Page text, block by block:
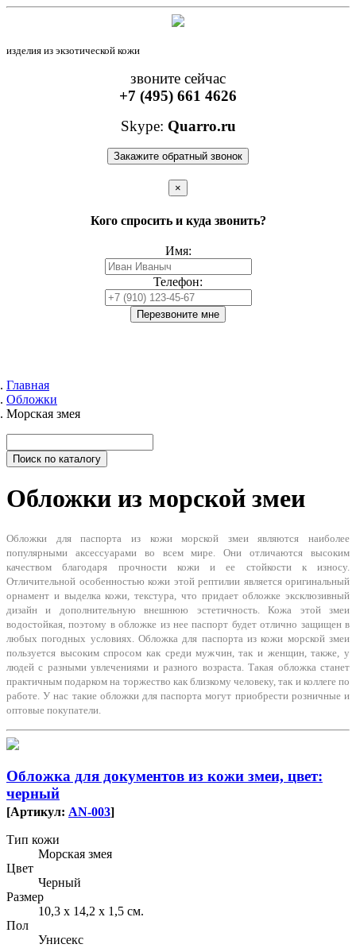
изделия из экзотической кожи
звоните сейчас
+7 (495) 661 4626
Skype: Quarro.ru
Закажите обратный звонок
×
Кого спросить и куда звонить?
Имя:
Телефон:
Перезвоните мне
Главная
Обложки
Морская змея
Поиск по каталогу
Обложки из морской змеи
Обложки для паспорта из кожи морской змеи являются наиболее
популярными аксессуарами во всем мире. Они отличаются высоким
качеством благодаря прочности кожи и ее стойкости к износу.
Отличительной особенностью кожи этой рептилии является оригинальный
орнамент и выделка кожи, текстура, что придает обложке эксклюзивный
дизайн и дополнительную внешнюю эстетичность. Кожа этой змеи
водостойкая, поэтому в обложке из нее паспорт будет отлично защищен в
любых погодных условиях. Обложка для паспорта из кожи морской змеи
пользуется высоким спросом как среди мужчин, так и женщин, также, у
людей с разными увлечениями и разного возраста. Такая обложка станет
практичным подарком на торжество как близкому человеку, так и коллеге по
работе. У нас такие обложки для паспорта могут приобрести розничные и
оптовые покупатели.
Обложка для документов из кожи змеи, цвет:
черный
[Артикул: AN-003]
Тип кожи
Морская змея
Цвет
Черный
Размер
10,3 х 14,2 х 1,5 см.
Пол
Унисекс